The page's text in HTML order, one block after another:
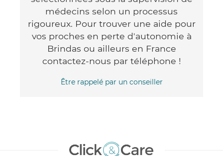
médecins selon un processus
rigoureux. Pour trouver une aide pour
vos proches en perte d'autonomie à
Brindas ou ailleurs en France
contactez-nous par téléphone !
Être rappelé par un conseiller